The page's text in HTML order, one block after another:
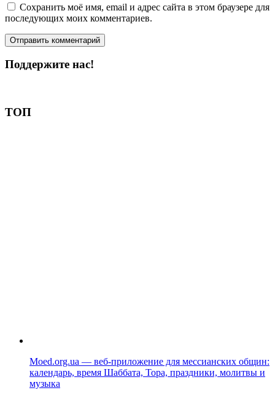
Сохранить моё имя, email и адрес сайта в этом браузере для
последующих моих комментариев.
Поддержите нас!
ТОП
Moed.org.ua — веб-приложение для мессианских общин:
календарь, время Шаббата, Тора, праздники, молитвы и
музыка